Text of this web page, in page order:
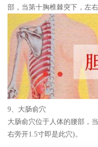
部，当第十胸椎棘突下，左右
9、大肠俞穴
大肠俞穴位于人体的腰部，
右旁开1.5寸即是此穴)。